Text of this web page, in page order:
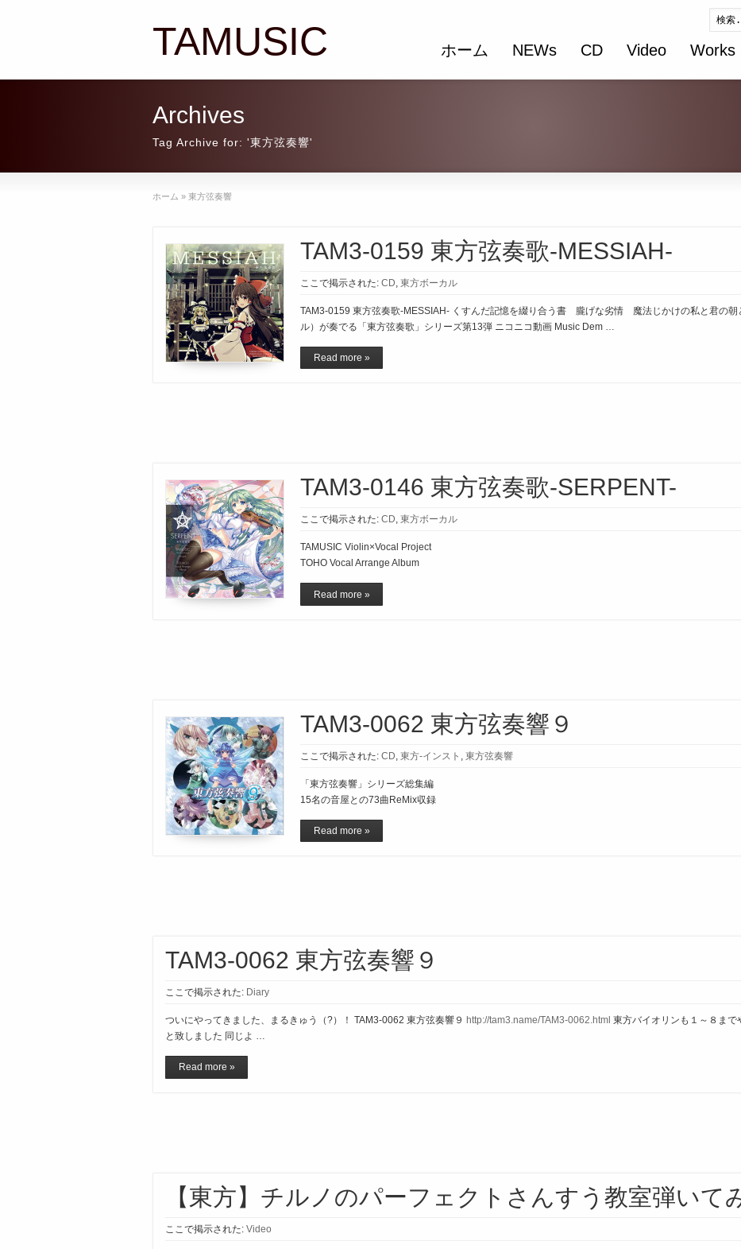
TAMUSIC ホーム NEWs CD Video Works
Archives
Tag Archive for: '東方弦奏響'
ホーム » 東方弦奏響
TAM3-0159 東方弦奏歌-MESSIAH-
ここで掲示された: CD, 東方ボーカル
TAM3-0159 東方弦奏歌-MESSIAH- くすんだ記憶を綴り合う書 朧げな劣情 魔法じかけの私と君の朝
ル）が奏でる「東方弦奏歌」シリーズ第13弾 ニコニコ動画 Music Dem …
Read more »
TAM3-0146 東方弦奏歌-SERPENT-
ここで掲示された: CD, 東方ボーカル
TAMUSIC Violin×Vocal Project
TOHO Vocal Arrange Album
Read more »
TAM3-0062 東方弦奏響９
ここで掲示された: CD 東方-インスト 東方弦奏響
「東方弦奏響」シリーズ総集編
15名の音屋との73曲ReMix収録
Read more »
TAM3-0062 東方弦奏響９
ここで掲示された: Diary
ついにやってきました、まるきゅう（?）！ TAM3-0062 東方弦奏響９ http://tam3.name/TAM3-0062.html 東方バイオリンも１～８ま
と致しました 同じよ …
Read more »
【東方】チルノのパーフェクトさんすう教室弾いて
ここで掲示された: Video